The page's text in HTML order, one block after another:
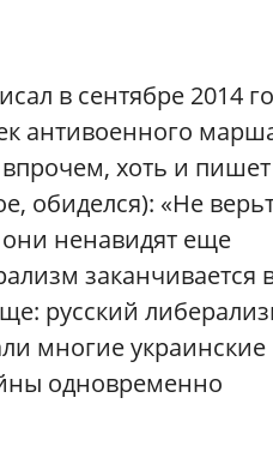
в сентябре 2014
антивоенного
хоть и пишет
обиделся): «Не
ненавидят еще
заканчивается
русский
многие украинские
одновременно